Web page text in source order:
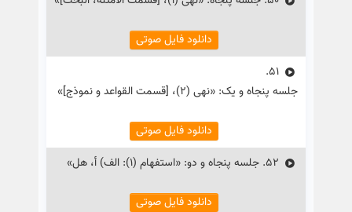
دانلود فایل صوتی
51.
جلسه پنجاه و یک: «نهی (۲)، [قسمت القواعد و نموذج]»
دانلود فایل صوتی
52. جلسه پنجاه و دو: «استفهام (۱): الف) أ، هل»
دانلود فایل صوتی